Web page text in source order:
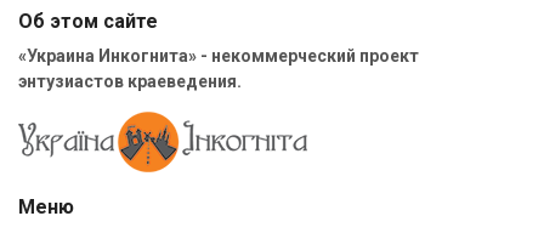
Об этом сайте
«Украина Инкогнита» - некоммерческий проект
энтузиастов краеведения.
Меню